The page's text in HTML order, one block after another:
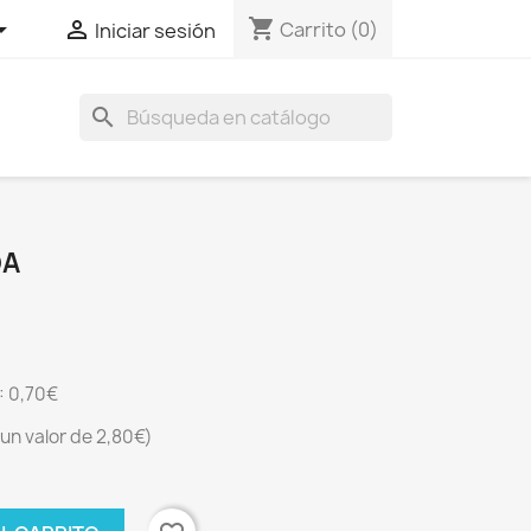
 Iniciar sesión shopping_cart Carrito (0)
search
0,70€
valor de 2,80€)